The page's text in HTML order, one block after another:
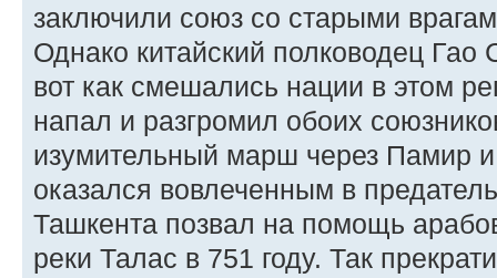
заключили союз со старыми
Однако китайский полководец
вот как смешались нации в этом
напал и разгромил обоих
изумительный марш через Памир
оказался вовлеченным в
Ташкента позвал на помощь
реки Талас в 751 году. Так